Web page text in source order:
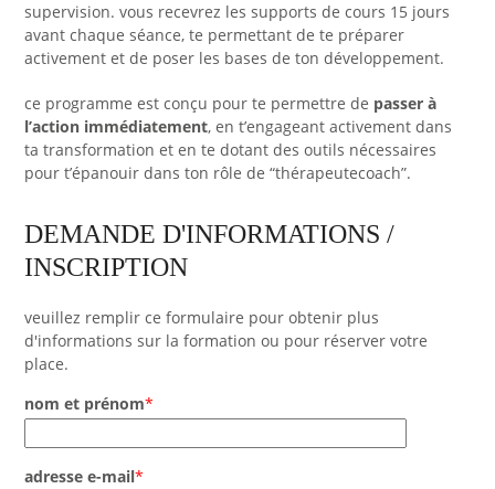
supervision. vous recevrez les supports de cours 15 jours
avant chaque séance, te permettant de te préparer
activement et de poser les bases de ton développement.
ce programme est conçu pour te permettre de passer à
l’action immédiatement, en t’engageant activement dans
ta transformation et en te dotant des outils nécessaires
pour t’épanouir dans ton rôle de “thérapeutecoach”.
DEMANDE D'INFORMATIONS /
INSCRIPTION
veuillez remplir ce formulaire pour obtenir plus
d'informations sur la formation ou pour réserver votre
place.
nom et prénom*
adresse e-mail*